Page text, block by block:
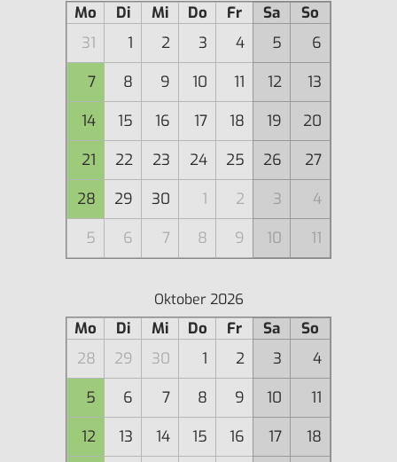
Mo Di Mi Do Fr Sa
So
31
1 2 3 4 5
6
7
8 9 10 11 12
13
14
15 16 17 18 19
20
21
22 23 24 25 26
27
28
29 30 1 2 3
4
5
6 7 8 9 10 11
Oktober 2026
Mo Di Mi Do Fr Sa
So
28
29 30 1 2 3
4
5
6 7 8 9 10
11
12
13 14 15 16 17
18